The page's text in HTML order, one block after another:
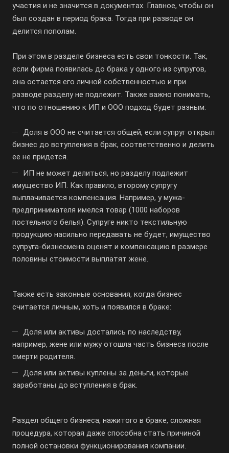
участия и не значится в документах. Главное, чтобы он
был создан в период брака. Тогда при разводе он
делится пополам.
При этом в разделе бизнеса есть свои тонкости. Так,
если фирма появилась до брака у одного из супругов,
она остается его личной собственностью и при
разводе разделу не подлежит. Также важно понимать,
что по отношению к ИП и ООО подход будет разным:
Доля в ООО не считается общей, если супруг открыл
бизнес до вступления в брак, соответственно и делить
ее не придется.
ИП не может делиться, но разделу подлежит
имущество ИП. Как правило, второму супругу
выплачивается компенсация. Например, у мужа-
предпринимателя имелся товар (1000 наборов
постельного белья). Супруге никто текстильную
продукцию насильно передавать не будет, имущество
супруга-бизнесмена оценят и компенсацию в размере
половины стоимости выплатят жене.
Также есть законные основания, когда бизнес
считается личным, хоть и появился в браке:
Доля или активы достались по наследству,
например, жене или мужу отошла часть бизнеса после
смерти родителя.
Доля или активы куплены за деньги, которые
заработаны до вступления в брак.
Раздел общего бизнеса, нажитого в браке, сложная
процедура, которая даже способна стать причиной
полной остановки функционирования компании.